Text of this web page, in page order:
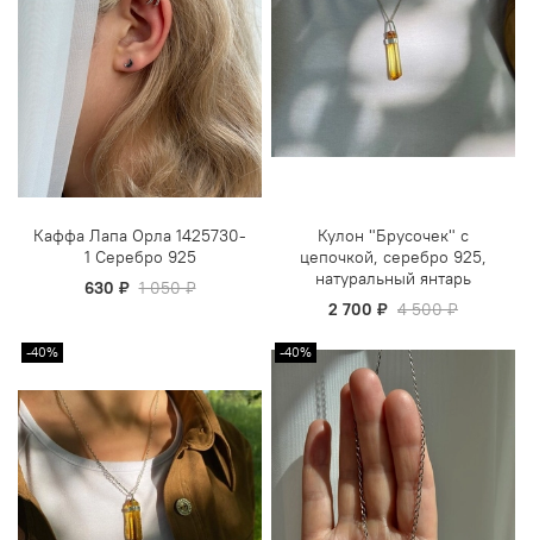
Каффа Лапа Орла 1425730-
1 Серебро 925
630 ₽ 1 050 ₽
Кулон "Брусочек" с
цепочкой, серебро 925,
натуральный янтарь
2 700 ₽ 4 500 ₽
-40% -40%